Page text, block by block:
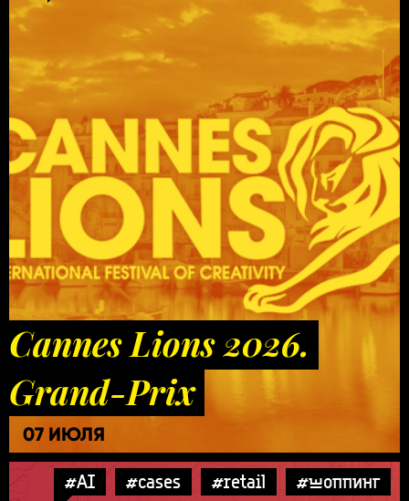
Cannes Lions 2026.
Grand-Prix
07 ИЮЛЯ
#AI #cases #retail #шоппинг